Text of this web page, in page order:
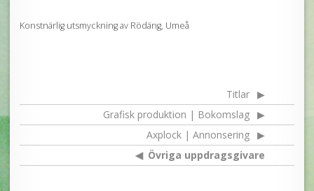
Konstnärlig utsmyckning av Rödäng, Umeå
Titlar
Grafisk produktion | Bokomslag
Axplock | Annonsering
Övriga uppdragsgivare